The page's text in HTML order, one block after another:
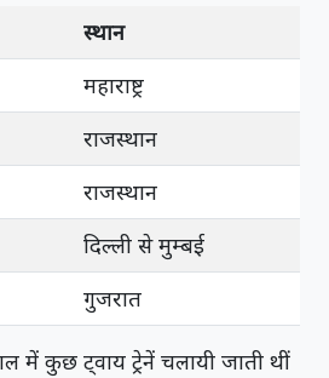
स्थान
महाराष्ट्र
राजस्थान
राजस्थान
दिल्ली से मुम्बई
गुजरात
में कुछ ट्वाय ट्रेनें चलायी जाती थीं